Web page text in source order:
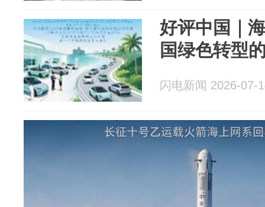
好评中国｜
国绿色转型
闪电新闻 2026-07-